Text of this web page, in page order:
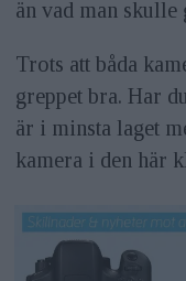
än vad man skulle
Trots att båda
greppet bra. Har
är i minsta laget
kamera i den här